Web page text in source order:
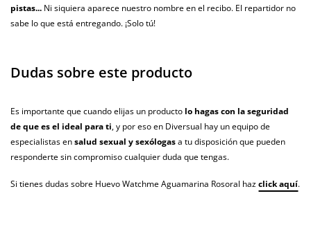
pistas... Ni siquiera aparece nuestro nombre en el recibo. El repartidor no
sabe lo que está entregando. ¡Solo tú!
Dudas sobre este producto
Es importante que cuando elijas un producto lo hagas con la seguridad
de que es el ideal para ti, y por eso en Diversual hay un equipo de
especialistas ensalud sexual y sexólogasa tu disposición que pueden
responderte sin compromiso cualquier duda que tengas.
Si tienes dudas sobre Huevo Watchme Aguamarina Rosoral hazclick aquí.